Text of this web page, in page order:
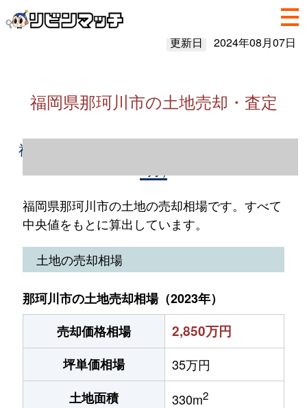
更新日 2024年08月07日
福岡県那珂川市の土地売却・査定
福岡県那珂川市の土地売却情報（2023年1～
福岡県那珂川市の土地の売却相場です。すべて
中央値をもとに算出しています。
土地の売却相場
那珂川市の土地売却相場（2023年）
売却価格相場
2,850万円
坪単価相場
35万円
土地面積
330m2